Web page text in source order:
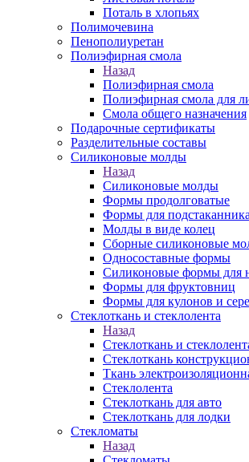
Поталь в хлопьях
Полимочевина
Пенополиуретан
Полиэфирная смола
Назад
Полиэфирная смола
Полиэфирная смола для
Смола общего назначения
Подарочные сертификаты
Разделительные составы
Силиконовые молды
Назад
Силиконовые молды
Формы продолговатые
Формы для подстаканника
Молды в виде колец
Сборные силиконовые
Односоставные формы
Силиконовые формы для
Формы для фруктовниц
Формы для кулонов и
Стеклоткань и стеклолента
Назад
Стеклоткань и
Стеклоткань
Ткань
Стеклолента
Стеклоткань для авто
Стеклоткань для лодки
Стекломаты
Назад